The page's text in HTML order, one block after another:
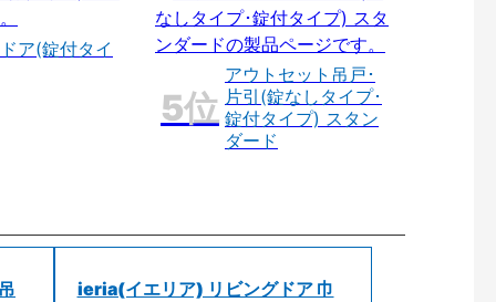
ア(錠付タイ
アウトセット吊戸･
片引(錠なしタイプ･
錠付タイプ) スタン
ダード
ieria(イエリア) リビングドア 巾